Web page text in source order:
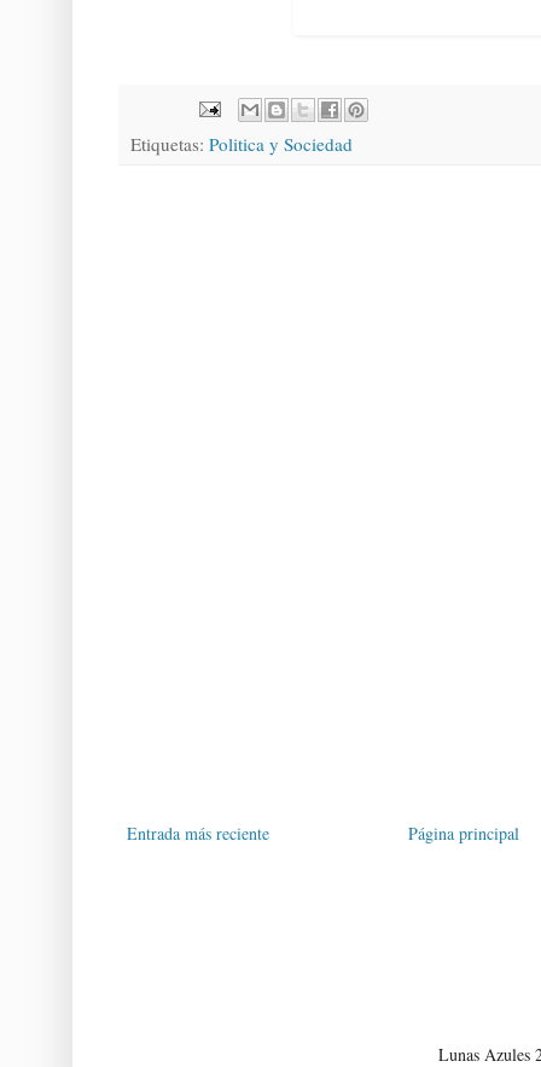
Etiquetas: Politica y Sociedad
Entrada más reciente Página principal
Lunas Azules